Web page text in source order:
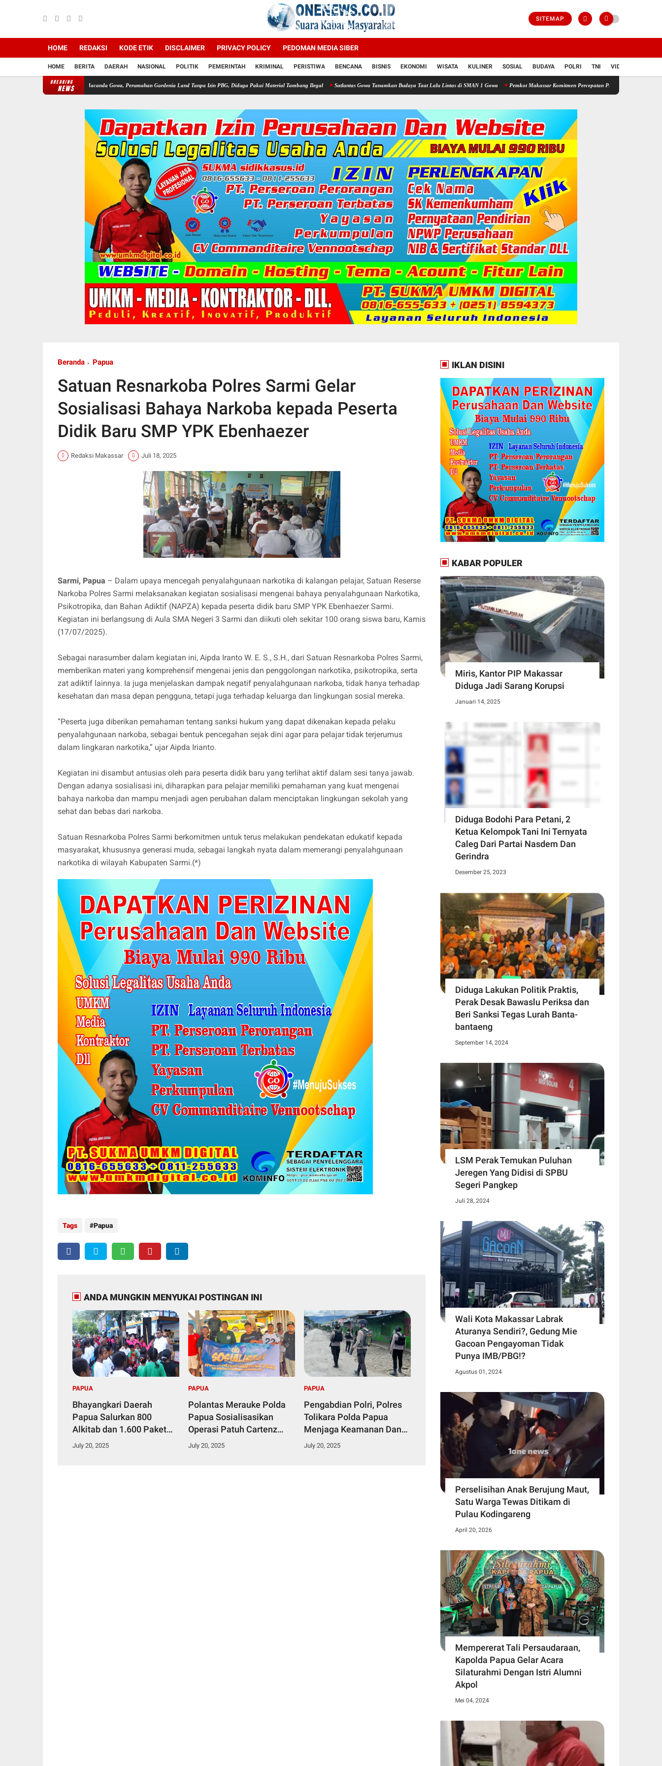
SITEMAP
HOME REDAKSI KODE ETIK DISCLAIMER PRIVACY POLICY PEDOMAN MEDIA SIBER
HOME BERITA DAERAH NASIONAL POLITIK PEMERINTAH KRIMINAL PERISTIWA BENCANA BISNIS EKONOMI WISATA KULINER SOSIAL BUDAYA POLRI TNI VIDIO
BREAKING
NEWS
Jln Pariwisata Macanda Gowa, Perumahan Gardenia Land Tanpa Izin PBG, Diduga Pakai Material Tambang Ilegal Satlantas Gowa Tanamkan Budaya Taat Lalu Lintas di SMAN 1 Gowa Pemkot Makassar Komitmen Percepatan Proyek PSEL Kasat Lantas Polresta
Beranda Papua
Satuan Resnarkoba Polres Sarmi Gelar
Sosialisasi Bahaya Narkoba kepada Peserta
Didik Baru SMP YPK Ebenhaezer
Redaksi Makassar Juli 18, 2025
Sarmi, Papua – Dalam upaya mencegah penyalahgunaan narkotika di kalangan pelajar, Satuan Reserse
Narkoba Polres Sarmi melaksanakan kegiatan sosialisasi mengenai bahaya penyalahgunaan Narkotika,
Psikotropika, dan Bahan Adiktif (NAPZA) kepada peserta didik baru SMP YPK Ebenhaezer Sarmi.
Kegiatan ini berlangsung di Aula SMA Negeri 3 Sarmi dan diikuti oleh sekitar 100 orang siswa baru, Kamis
(17/07/2025).
Sebagai narasumber dalam kegiatan ini, Aipda Iranto W. E. S., S.H., dari Satuan Resnarkoba Polres Sarmi,
memberikan materi yang komprehensif mengenai jenis dan penggolongan narkotika, psikotropika, serta
zat adiktif lainnya. Ia juga menjelaskan dampak negatif penyalahgunaan narkoba, tidak hanya terhadap
kesehatan dan masa depan pengguna, tetapi juga terhadap keluarga dan lingkungan sosial mereka.
“Peserta juga diberikan pemahaman tentang sanksi hukum yang dapat dikenakan kepada pelaku
penyalahgunaan narkoba, sebagai bentuk pencegahan sejak dini agar para pelajar tidak terjerumus
dalam lingkaran narkotika,” ujar Aipda Irianto.
Kegiatan ini disambut antusias oleh para peserta didik baru yang terlihat aktif dalam sesi tanya jawab.
Dengan adanya sosialisasi ini, diharapkan para pelajar memiliki pemahaman yang kuat mengenai
bahaya narkoba dan mampu menjadi agen perubahan dalam menciptakan lingkungan sekolah yang
sehat dan bebas dari narkoba.
Satuan Resnarkoba Polres Sarmi berkomitmen untuk terus melakukan pendekatan edukatif kepada
masyarakat, khususnya generasi muda, sebagai langkah nyata dalam memerangi penyalahgunaan
narkotika di wilayah Kabupaten Sarmi.(*)
Tags Papua
ANDA MUNGKIN MENYUKAI POSTINGAN INI
PAPUA
Bhayangkari Daerah
Papua Salurkan 800
Alkitab dan 1.600 Paket
Makanan Bergizi dalam
July 20, 2025
PAPUA
Polantas Merauke Polda
Papua Sosialisasikan
Operasi Patuh Cartenz
2025, Keselamatan
July 20, 2025
PAPUA
Pengabdian Polri, Polres
Tolikara Polda Papua
Menjaga Keamanan Dan
Kenyamanan Masyarakat
July 20, 2025
IKLAN DISINI
KABAR POPULER
Miris, Kantor PIP Makassar
Diduga Jadi Sarang Korupsi
Januari 14, 2025
Diduga Bodohi Para Petani, 2
Ketua Kelompok Tani Ini Ternyata
Caleg Dari Partai Nasdem Dan
Gerindra
Desember 25, 2023
Diduga Lakukan Politik Praktis,
Perak Desak Bawaslu Periksa dan
Beri Sanksi Tegas Lurah Banta-
bantaeng
September 14, 2024
LSM Perak Temukan Puluhan
Jeregen Yang Didisi di SPBU
Segeri Pangkep
Juli 28, 2024
Wali Kota Makassar Labrak
Aturanya Sendiri?, Gedung Mie
Gacoan Pengayoman Tidak
Punya IMB/PBG!?
Agustus 01, 2024
Perselisihan Anak Berujung Maut,
Satu Warga Tewas Ditikam di
Pulau Kodingareng
April 20, 2026
Mempererat Tali Persaudaraan,
Kapolda Papua Gelar Acara
Silaturahmi Dengan Istri Alumni
Akpol
Mei 04, 2024